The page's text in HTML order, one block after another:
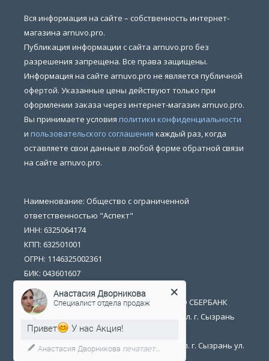
Вся информация на сайте – собственность интернет-
магазина arnuvo.pro.
Публикация информации с сайта arnuvo.pro без
разрешения запрещена. Все права защищены.
Информация на сайте arnuvo.pro не является публичной
офертой. Указанные цены действуют только при
оформлении заказа через интернет-магазин arnuvo.pro.
Вы принимаете условия политики конфиденциальности
и пользовательского соглашения каждый раз, когда
оставляете свои данные в любой форме обратной связи
на сайте arnuvo.pro.
Наименование: Общество с ограниченной
ответственностью "Аспект"
ИНН: 6325064174
КПП: 632501001
ОГРН: 1146325002361
БИК: 043601607
р/счет: 40702810054400014702
Банк получателя: ПОВОЛЖСКИЙ БАНК ПАО СБЕРБАНК
Юридический адрес: 446026 Самарская обл. г. Сызрань
ул. Обороны 1
Фактический адрес: 446026 Самарская обл. г. Сызрань ул.
Анастасия Дворникова
Специалист отдела продаж
Привет У нас Акция!
Анастасия Дворникова печатает...